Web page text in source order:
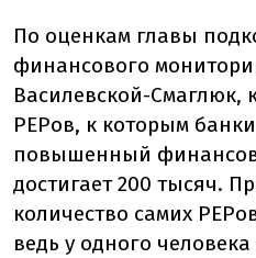
По оценкам главы
финансового
Василевской-Смаглюк,
PEPов, к которым
повышенный
достигает 200 тысяч.
количество самих
ведь у одного